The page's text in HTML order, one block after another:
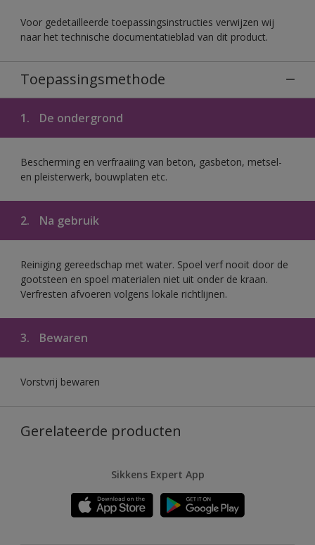
Voor gedetailleerde toepassingsinstructies verwijzen wij
naar het technische documentatieblad van dit product.
Toepassingsmethode
1. De ondergrond
Bescherming en verfraaiing van beton, gasbeton, metsel-
en pleisterwerk, bouwplaten etc.
2. Na gebruik
Reiniging gereedschap met water. Spoel verf nooit door de
gootsteen en spoel materialen niet uit onder de kraan.
Verfresten afvoeren volgens lokale richtlijnen.
3. Bewaren
Vorstvrij bewaren
Gerelateerde producten
Sikkens Expert App